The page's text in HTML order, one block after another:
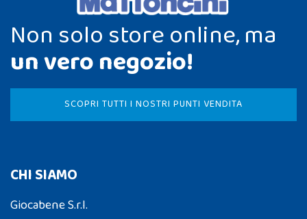
Non solo store online, ma
un vero negozio!
SCOPRI TUTTI I NOSTRI PUNTI VENDITA
CHI SIAMO
Giocabene S.r.l.